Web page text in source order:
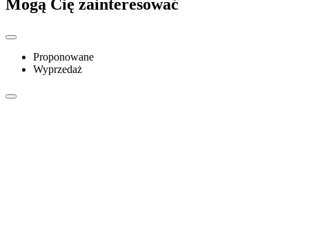
Mogą Cię zainteresować
Proponowane
Wyprzedaż